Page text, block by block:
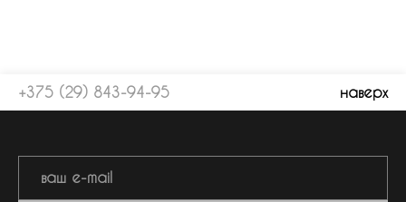
+375 (29) 843-94-95 наверх